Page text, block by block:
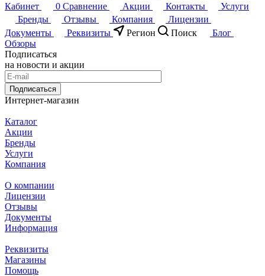
Кабинет
0 Сравнение Акции Контакты
Услуги
Бренды
Отзывы Компания
Лицензии
Документы
Реквизиты Регион Поиск
Блог
Обзоры
Подписаться
на новости и акции
Подписаться
Интернет-магазин
Каталог
Акции
Бренды
Услуги
Компания
О компании
Лицензии
Отзывы
Документы
Информация
Реквизиты
Магазины
Помощь